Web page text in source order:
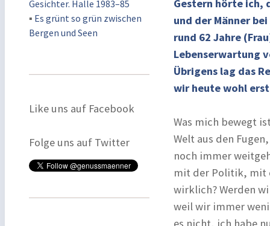
Gesichter. Halle 1983–85
▪ Es grünt so grün zwischen
Bergen und Seen
Like uns auf Facebook
Folge uns auf Twitter
Gestern hörte ich,
und der Männer
rund 62 Jahre
Lebenserwartung
Übrigens lag das
wir heute wohl
Was mich bewegt
Welt aus den
noch immer
mit der Politik, mit
wirklich? Werden
weil wir immer